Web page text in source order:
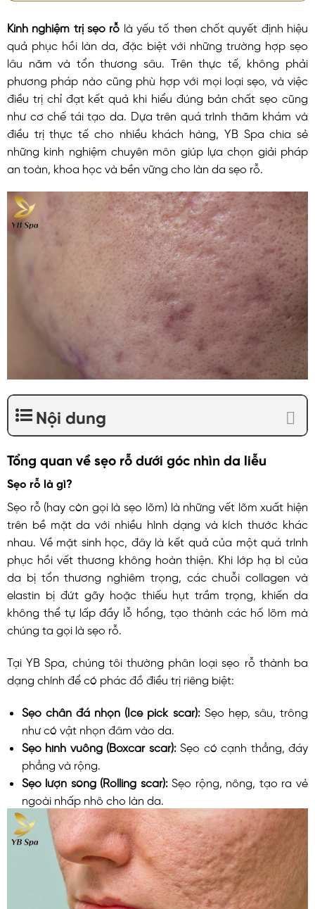
Kinh nghiệm trị sẹo rỗ là yếu tố then chốt quyết định hiệu
quả phục hồi làn da, đặc biệt với những trường hợp sẹo
lâu năm và tổn thương sâu. Trên thực tế, không phải
phương pháp nào cũng phù hợp với mọi loại sẹo, và việc
điều trị chỉ đạt kết quả khi hiểu đúng bản chất sẹo cũng
như cơ chế tái tạo da. Dựa trên quá trình thăm khám và
điều trị thực tế cho nhiều khách hàng, YB Spa chia sẻ
những kinh nghiệm chuyên môn giúp lựa chọn giải pháp
an toàn, khoa học và bền vững cho làn da sẹo rỗ.
Nội dung
Tổng quan về sẹo rỗ dưới góc nhìn da liễu
Sẹo rỗ là gì?
Sẹo rỗ (hay còn gọi là sẹo lõm) là những vết lõm xuất hiện
trên bề mặt da với nhiều hình dạng và kích thước khác
nhau. Về mặt sinh học, đây là kết quả của một quá trình
phục hồi vết thương không hoàn thiện. Khi lớp hạ bì của
da bị tổn thương nghiêm trọng, các chuỗi collagen và
elastin bị đứt gãy hoặc thiếu hụt trầm trọng, khiến da
không thể tự lấp đầy lỗ hổng, tạo thành các hố lõm mà
chúng ta gọi là sẹo rỗ.
Tại YB Spa, chúng tôi thường phân loại sẹo rỗ thành ba
dạng chính để có phác đồ điều trị riêng biệt:
Sẹo chân đá nhọn (Ice pick scar): Sẹo hẹp, sâu, trông
như có vật nhọn đâm vào da.
Sẹo hình vuông (Boxcar scar): Sẹo có cạnh thẳng, đáy
phẳng và rộng.
Sẹo lượn sóng (Rolling scar): Sẹo rộng, nông, tạo ra vẻ
ngoài nhấp nhô cho làn da.